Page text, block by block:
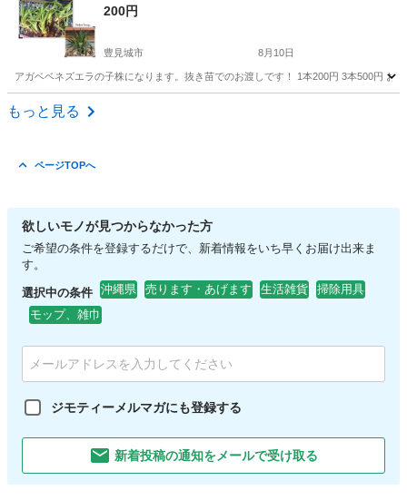
200円
豊見城市 8月10日
アガベベネズエラの子株になります。抜き苗でのお渡しです！ 1本200円 3本500円 お
沖縄 豊見城市
もっと見る
ページTOPへ
欲しいモノが見つからなかった方
ご希望の条件を登録するだけで、新着情報をいち早くお届け出来ま
す。
選択中の条件 沖縄県 売ります・あげます 生活雑貨
掃除用具
モップ、雑巾
ジモティーメルマガにも登録する
新着投稿の通知をメールで受け取る